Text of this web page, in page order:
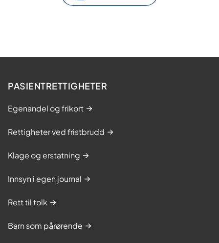
PASIENTRETTIGHETER
Egenandel og frikort
Rettigheter ved fristbrudd
Klage og erstatning
Innsyn i egen journal
Rett til tolk
Barn som pårørende